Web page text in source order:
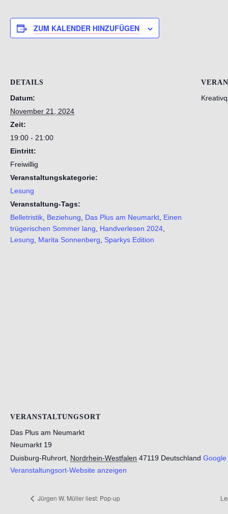
ZUM KALENDER HINZUFÜGEN
DETAILS
Datum:
November 21, 2024
Zeit:
19:00 - 21:00
Eintritt:
Freiwillig
Veranstaltungskategorie:
Lesung
Veranstaltung-Tags:
Belletristik Beziehung Das Plus am Neumarkt Einen
trügerischen Sommer lang
Handverlesen 2024
Lesung
Marita Sonnenberg Sparkys Edition
VERANSTALTUNGSORT
Das Plus am Neumarkt
Neumarkt 19
Duisburg-Ruhrort Nordrhein-Westfalen 47119 Deutschland
Veranstaltungsort-Website anzeigen
Jürgen W. Müller liest: Pop-up